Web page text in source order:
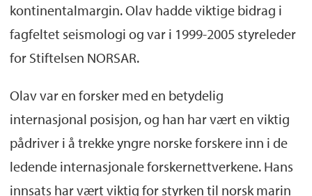
kontinentalmargin. Olav hadde viktige bidrag i
fagfeltet seismologi og var i 1999-2005 styreleder
for Stiftelsen NORSAR.
Olav var en forsker med en betydelig
internasjonal posisjon, og han har vært en viktig
pådriver i å trekke yngre norske forskere inn i de
ledende internasjonale forskernettverkene. Hans
innsats har vært viktig for styrken til norsk marin